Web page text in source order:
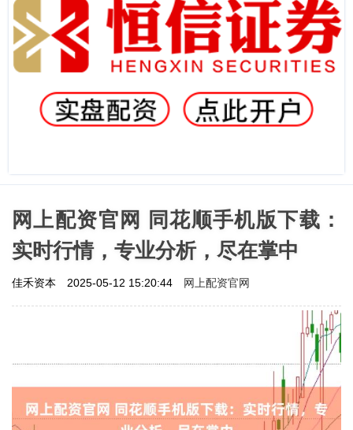
网上配资官网 同花顺手机版下载：
实时行情，专业分析，尽在掌中
佳禾资本 2025-05-12 15:20:44 网上配资官网